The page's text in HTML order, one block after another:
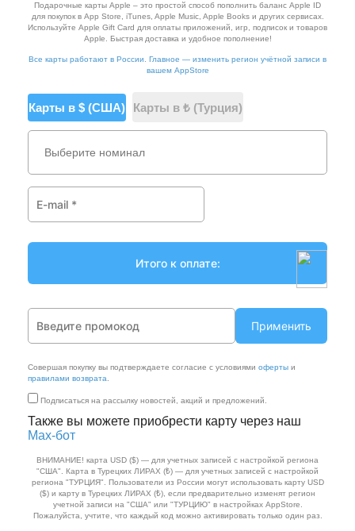
Подарочные карты Apple – это простой способ пополнить баланс Apple ID
для покупок в App Store, iTunes, Apple Music, Apple Books и других сервисах.
Используйте Apple Gift Card для оплаты приложений, игр, подписок и товаров
Apple. Быстрая доставка и удобное пополнение!
Все карты работают в России. Главное — изменить регион учётной записи в
вашем AppStore
Карты в $ (США) Карты в ₺ (Турция)
Выберите номинал
Применить
Совершая покупку вы подтверждаете согласие с условиями оферты и
правилами возврата.
Подписаться на рассылку новостей, акций и предложений.
Также вы можете приобрести карту через наш
Max‑бот
ВНИМАНИЕ! карта USD ($) — для учетных записей с настройкой региона
"США". Карта в Турецких ЛИРАХ (₺) — для учетных записей с настройкой
региона "ТУРЦИЯ". Пользователи из России могут использовать карту USD
($) и карту в Турецких ЛИРАХ (₺), если предварительно изменят регион
учетной записи на "США" или "ТУРЦИЮ" в настройках AppStore.
Пожалуйста, учтите, что каждый код можно активировать только один раз.